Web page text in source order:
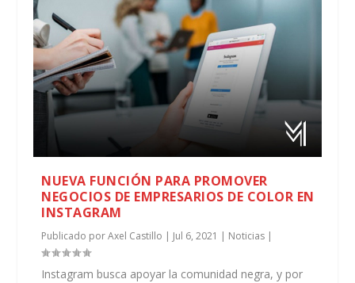
NUEVA FUNCIÓN PARA PROMOVER
NEGOCIOS DE EMPRESARIOS DE COLOR EN
INSTAGRAM
Publicado porAxel Castillo | Jul 6, 2021 | Noticias |
Instagram busca apoyar la comunidad negra, y por